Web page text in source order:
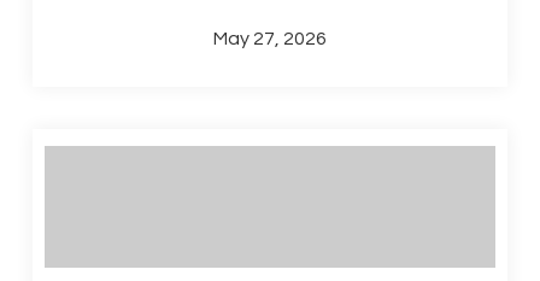
May 27, 2026